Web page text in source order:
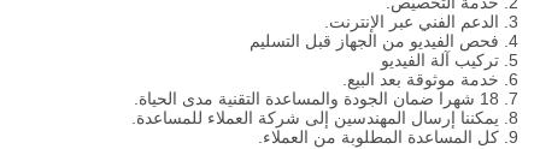
3. الدعم الفني عبر الإنترنت.
4. فحص الفيديو من الجهاز قبل التسليم
5. تركيب آلة الفيديو
6. خدمة موثوقة بعد البيع.
7. 18 شهرا ضمان الجودة والمساعدة التقنية مدى الحياة.
8. يمكننا إرسال المهندسين إلى شركة العملاء للمساعدة.
9. كل المساعدة المطلوبة من العملاء.